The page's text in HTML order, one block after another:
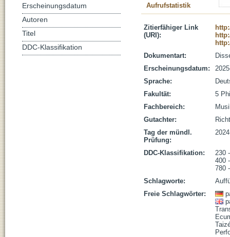
Aufrufstatistik
Zitierfähiger Link
(URI):
Dokumentart:
Erscheinungsdatum:
Sprache:
Fakultät:
5
Fachbereich:
Gutachter:
Tag der mündl.
Prüfung:
DDC-Klassifikation:
230
400
780
Schlagworte:
Freie Schlagwörter:
Erscheinungsdatum
Autoren
Titel
DDC-Klassifikation